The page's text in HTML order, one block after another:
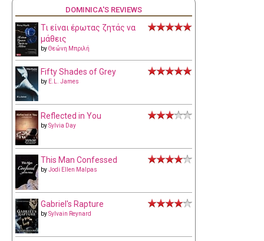
DOMINICA'S REVIEWS
Τι είναι έρωτας ζητάς να
μάθεις
byΘεώνη Μπριλή
Fifty Shades of Grey
by E.L. James
Reflected in You
bySylvia Day
This Man Confessed
byJodi Ellen Malpas
Gabriel's Rapture
bySylvain Reynard